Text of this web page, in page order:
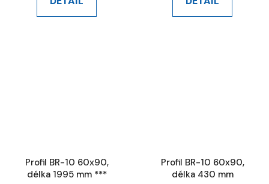
Profil BR-10 60x90,
délka 1995 mm ***
Profil BR-10 60x90,
délka 430 mm